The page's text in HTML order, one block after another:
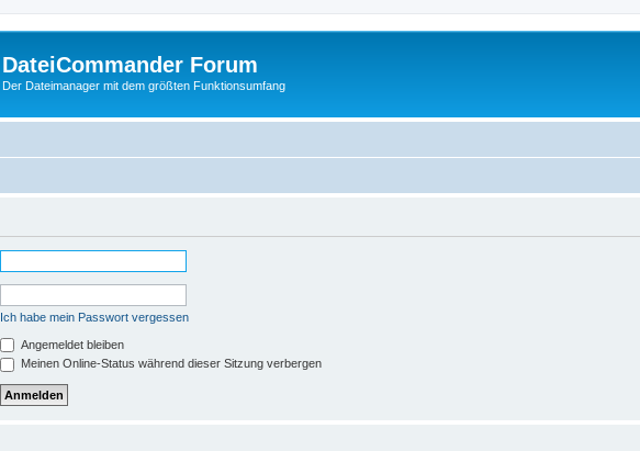
DateiCommander Forum
Der Dateimanager mit dem größten Funktionsumfang
Ich habe mein Passwort vergessen
Angemeldet bleiben
Meinen Online-Status während dieser Sitzung verbergen